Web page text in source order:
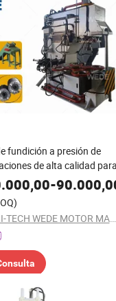
fundición a presión de
de alta calidad para
-
NINGBO HI-TECH WEDE MOTOR MACHINES CO., LTD.